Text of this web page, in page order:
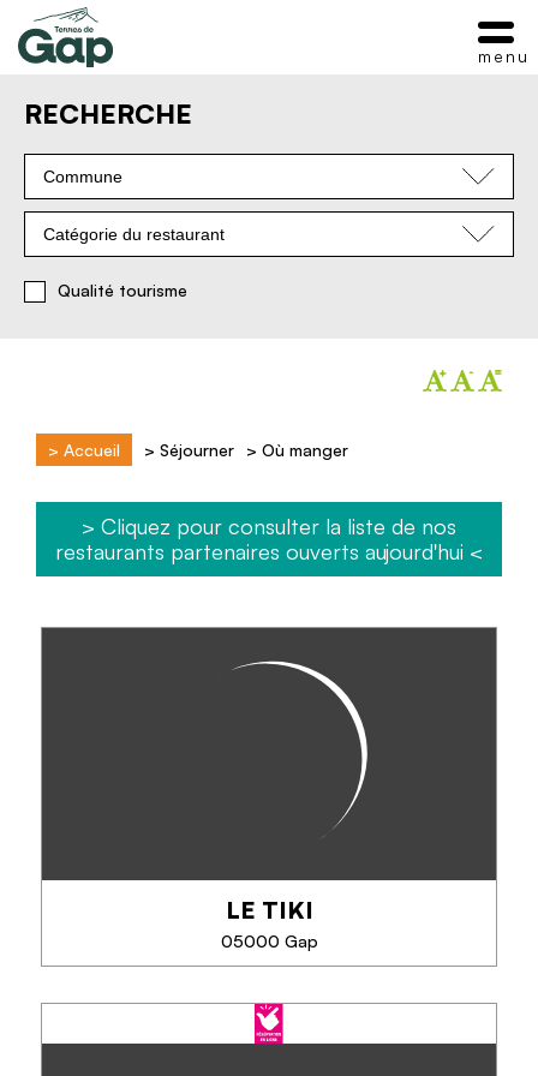
RECHERCHE
Commune
Catégorie du restaurant
Qualité tourisme
> Accueil > Séjourner > Où manger
> Cliquez pour consulter la liste de nos
restaurants partenaires ouverts aujourd'hui <
LE TIKI
05000 Gap
menu